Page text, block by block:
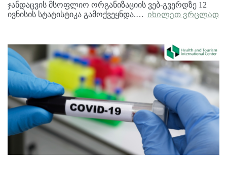
ჯანდაცვის მსოფლიო ორგანიზაციის ვებ-გვერდზე 12
ივნისის სტატისტიკა გამოქვეყნდა.… იხილეთ ვრცლად